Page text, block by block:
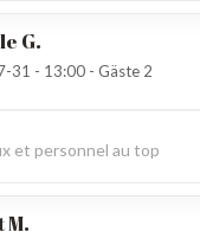
G
31 - 13:00 - Gäste 2
et personnel au top
M